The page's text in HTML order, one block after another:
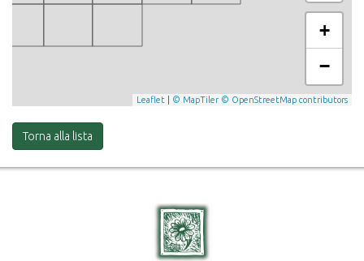
+
−
Leaflet © MapTiler © OpenStreetMap contributors
Torna alla lista